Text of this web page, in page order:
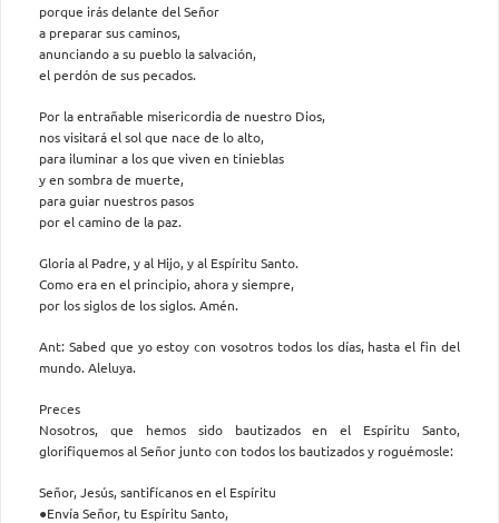
porque irás delante del Señor
a preparar sus caminos,
anunciando a su pueblo la salvación,
el perdón de sus pecados.
Por la entrañable misericordia de nuestro Dios,
nos visitará el sol que nace de lo alto,
para iluminar a los que viven en tinieblas
y en sombra de muerte,
para guiar nuestros pasos
por el camino de la paz.
Gloria al Padre, y al Hijo, y al Espíritu Santo.
Como era en el principio, ahora y siempre,
por los siglos de los siglos. Amén.
Ant: Sabed que yo estoy con vosotros todos los días, hasta el fin del
mundo. Aleluya.
Preces
Nosotros, que hemos sido bautizados en el Espíritu Santo,
glorifiquemos al Señor junto con todos los bautizados y roguémosle:
Señor, Jesús, santifícanos en el Espíritu
●Envía Señor, tu Espíritu Santo,